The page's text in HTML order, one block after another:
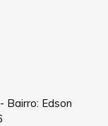
Bairro: Edson